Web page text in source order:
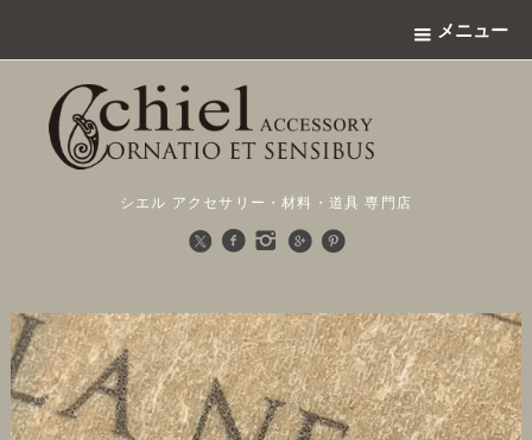
メニュー
シエル アクセサリー・材料・道具 専門店